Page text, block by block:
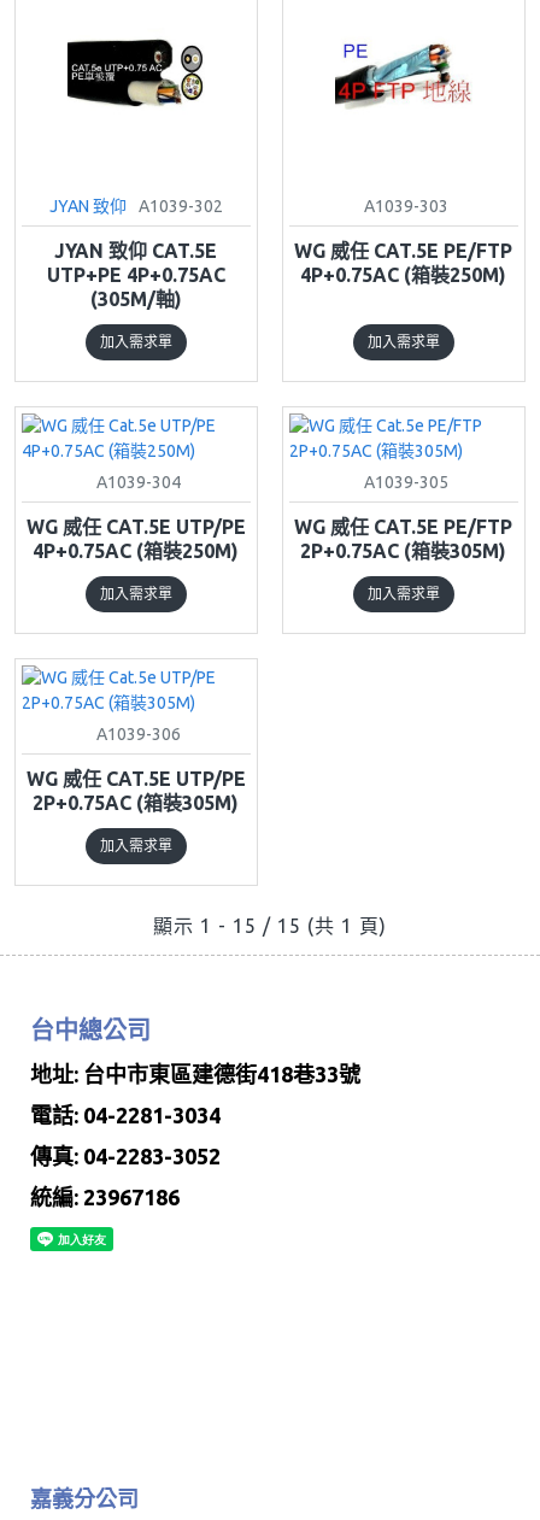
JYAN 致仰 A1039-302
JYAN 致仰 CAT.5E
UTP+PE 4P+0.75AC
(305M/軸)
加入需求單
A1039-303
WG 威任 CAT.5E PE/FTP
4P+0.75AC (箱裝250M)
加入需求單
A1039-304
WG 威任 CAT.5E UTP/PE
4P+0.75AC (箱裝250M)
加入需求單
A1039-305
WG 威任 CAT.5E PE/FTP
2P+0.75AC (箱裝305M)
加入需求單
A1039-306
WG 威任 CAT.5E UTP/PE
2P+0.75AC (箱裝305M)
加入需求單
顯示 1 - 15 / 15 (共 1 頁)
台中總公司
地址: 台中市東區建德街418巷33號
電話: 04-2281-3034
傳真: 04-2283-3052
統編: 23967186
嘉義分公司